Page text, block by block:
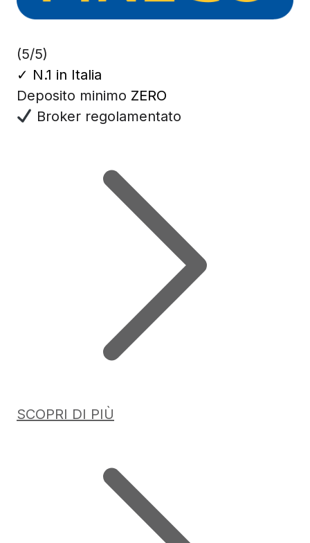
(5/5)
✓ N.1 in Italia
Deposito minimo ZERO
Broker regolamentato
SCOPRI DI PIÙ